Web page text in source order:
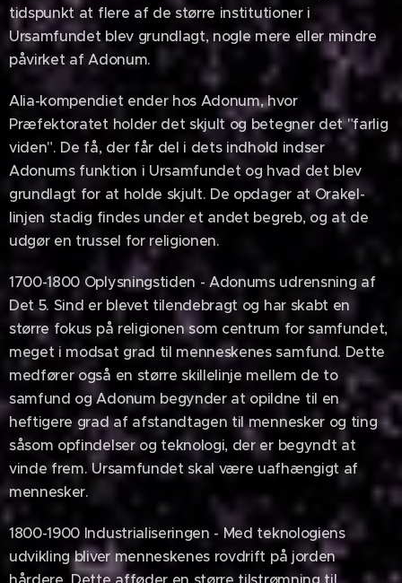
tidspunkt at flere af de større institutioner i
Ursamfundet blev grundlagt, nogle mere eller mindre
påvirket af Adonum.
Alia-kompendiet ender hos Adonum, hvor
Præfektoratet holder det skjult og betegner det "farlig
viden". De få, der får del i dets indhold indser
Adonums funktion i Ursamfundet og hvad det blev
grundlagt for at holde skjult. De opdager at Orakel-
linjen stadig findes under et andet begreb, og at de
udgør en trussel for religionen.
1700-1800 Oplysningstiden - Adonums udrensning af
Det 5. Sind er blevet tilendebragt og har skabt en
større fokus på religionen som centrum for samfundet,
meget i modsat grad til menneskenes samfund. Dette
medfører også en større skillelinje mellem de to
samfund og Adonum begynder at opildne til en
heftigere grad af afstandtagen til mennesker og ting
såsom opfindelser og teknologi, der er begyndt at
vinde frem. Ursamfundet skal være uafhængigt af
mennesker.
1800-1900 Industrialiseringen - Med teknologiens
udvikling bliver menneskenes rovdrift på jorden